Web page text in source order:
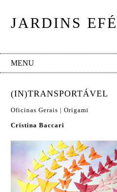
JARDINS
MENU
(IN)TRANSPORTÁVEL
Oficinas Gerais | Origami
Cristina Baccari